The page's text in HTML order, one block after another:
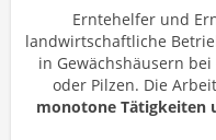
Erntehelfer und
landwirtschaftliche
in Gewächshäusern
oder Pilzen. Die
monotone Tätigkeiten